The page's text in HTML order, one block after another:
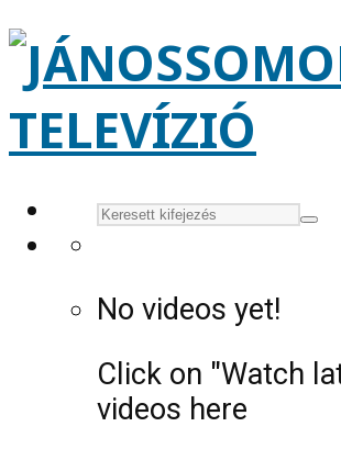
No videos yet!
Click on "Watch
videos here